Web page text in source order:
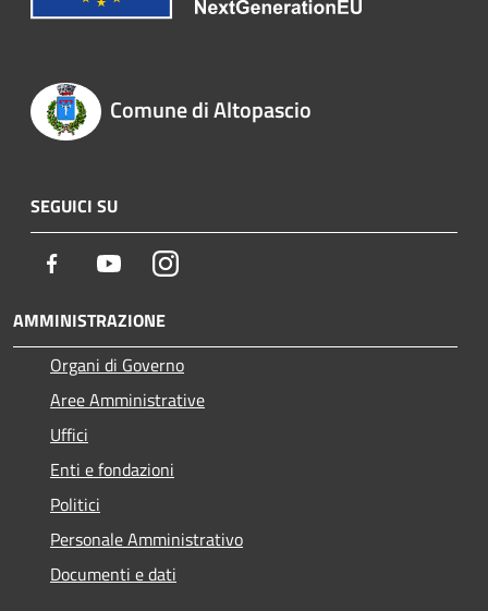
Comune di Altopascio
SEGUICI SU
Facebook YoutubeInstagram
AMMINISTRAZIONE
Organi di Governo
Aree Amministrative
Uffici
Enti e fondazioni
Politici
Personale Amministrativo
Documenti e dati